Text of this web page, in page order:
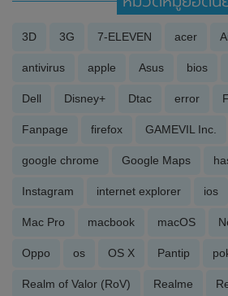
3D 3G 7-ELEVEN acer
antivirus apple Asus bios
Dell Disney+ Dtac error
Fanpage firefox GAMEVIL Inc.
google chrome Google Maps
Instagram internet explorer ios
Mac Pro macbook macOS
Oppo os OS X Pantip
Realm of Valor (RoV) Realme